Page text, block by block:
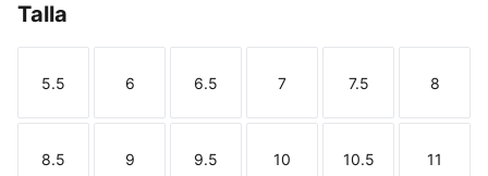
Talla
Talla
5.5
Talla
6
Talla
6.5
Talla
7
Talla
7.5
Talla
8
Talla
8.5
Talla
9
Talla
9.5
Talla
10
Talla
10.5
Talla
11